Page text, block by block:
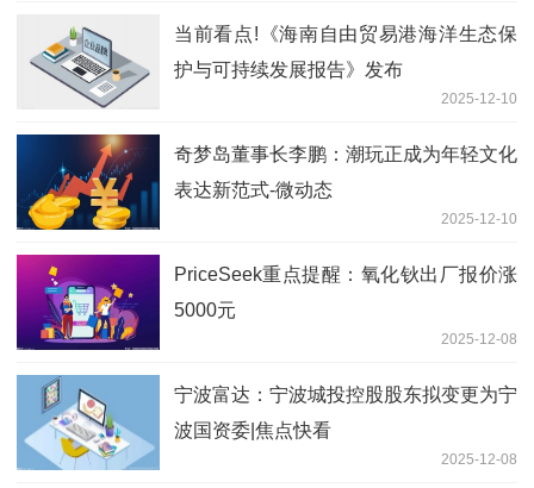
当前看点!《海南自由贸易港海洋生态保
护与可持续发展报告》发布
2025-12-10
奇梦岛董事长李鹏：潮玩正成为年轻文化
表达新范式-微动态
2025-12-10
PriceSeek重点提醒：氧化钬出厂报价涨
5000元
2025-12-08
宁波富达：宁波城投控股股东拟变更为宁
波国资委|焦点快看
2025-12-08